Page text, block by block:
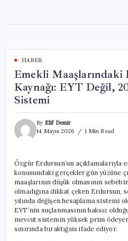
content
HABER
Emekli Maaşlarındaki
Kaynağı: EYT Değil,
Sistemi
By Elif Demir
14 Mayıs 2026
1 Min Read
Özgür Erdursun’un açıklamalarıyla
konusundaki gerçekler gün yüzüne
maaşlarının düşük olmasının
olmadığına dikkat çeken Erdursun,
yılında değişen hesaplama sistemi
EYT’nin suçlanmasının haksız
mevcut sistemin yüksek prim
sınırında bıraktığını ifade ediyor.